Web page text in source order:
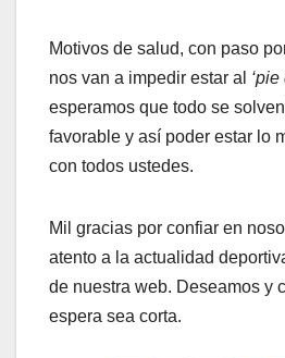
Motivos de salud, con paso
nos van a impedir estar al
esperamos que todo se
favorable y así poder estar lo
con todos ustedes.
Mil gracias por confiar en
atento a la actualidad
de nuestra web. Deseamos y
espera sea corta.